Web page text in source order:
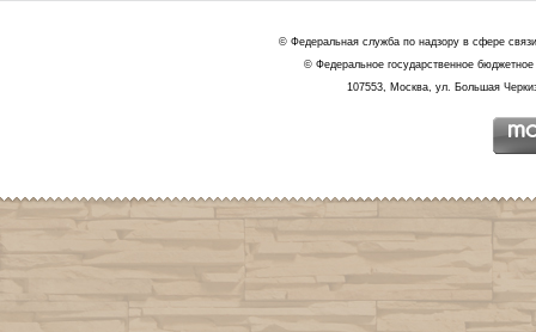
© Федеральная служба по надзору в сфере
© Федеральное государственное
107553, Москва, ул. Большая